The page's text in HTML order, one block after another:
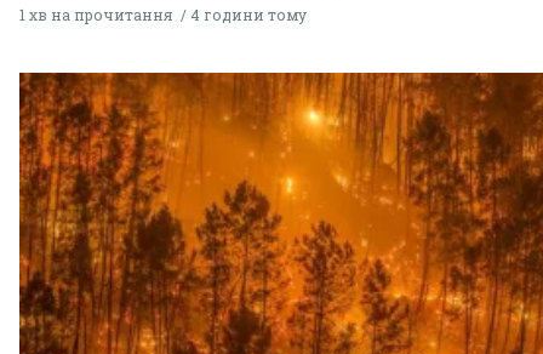
1 хв на прочитання 4 години тому